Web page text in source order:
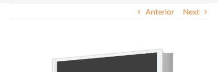
Anterior Next